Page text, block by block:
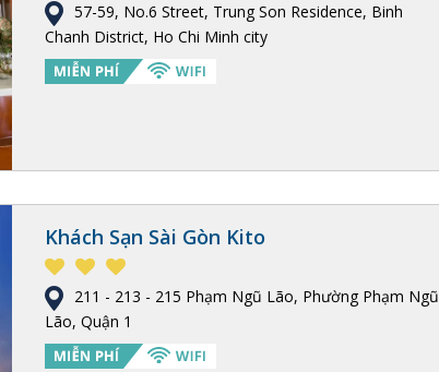
57-59, No.6 Street, Trung Son Residence, Binh
Chanh District, Ho Chi Minh city
Khách Sạn Sài Gòn Kito
211 - 213 - 215 Phạm Ngũ Lão, Phường Phạm Ngũ
Lão, Quận 1